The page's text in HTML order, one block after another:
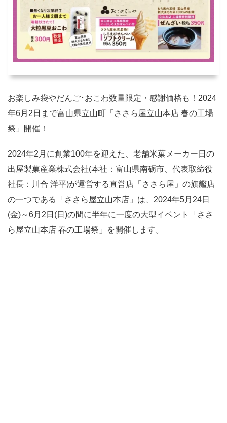
お楽しみ袋やだんご･おこわ数量限定・感謝価格も！2024
年6月2日まで富山県立山町「ささら屋立山本店 春の工場
祭」開催！
2024年2月に創業100年を迎えた、老舗米菓メーカー日の
出屋製菓産業株式会社(本社：富山県南砺市、代表取締役
社長：川合 洋平)が運営する直営店「ささら屋」の旗艦店
の一つである「ささら屋立山本店」は、2024年5月24日
(金)～6月2日(日)の間に半年に一度の大型イベント「ささ
ら屋立山本店 春の工場祭」を開催します。